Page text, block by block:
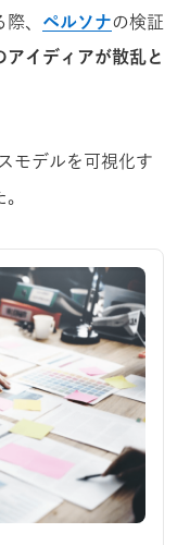
、 ペルソナの検証
アイディアが散乱と
モデルを可視化す